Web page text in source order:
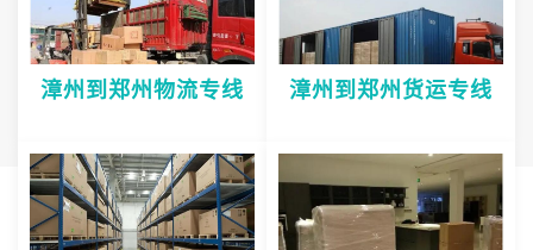
漳州到郑州物流专线 漳州到郑州货运专线